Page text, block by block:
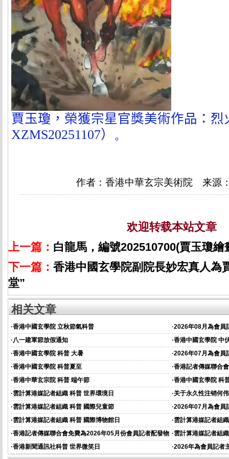
賈玉瓊，榮獲宗星官獎美術作品：烈
XZMS20251107） 。
作者：香港中華玄宗美術院 来源
欢迎转载本站文章
上一篇： 白龍馬，編號202510700(賈玉瓊繪
下一篇： 香港中國玄學院副院長妙宏真人為
堂”
相关文章
·香港中國玄學院 立秋節氣科普 ·2026年08月為會員
·八一建軍節放假通知 ·香港中國玄學院 中
·香港中國玄學院 科普 大暑 ·2026年07月為會員
·香港中國玄學院 科普夏至 ·香港記者傳媒聯合
資的通知
·香港中華玄宗院 科普 端午節 ·香港中國玄學院 科
·雲計算港媒記者組織 科普 世界環境日 ·关于永久性注销何
·雲計算港媒記者組織 科普 國際兒童節 ·2026年07月為會員
通知
·雲計算港媒記者組織 科普 國際博物館日 ·雲計算港媒記者組
·香港記者傳媒聯合會免費為2026年05月份會員記者配發物
資的通知
·雲計算港媒記者組
·香港新聞通訊社科普 世界微笑日 ·2026年為會員記者